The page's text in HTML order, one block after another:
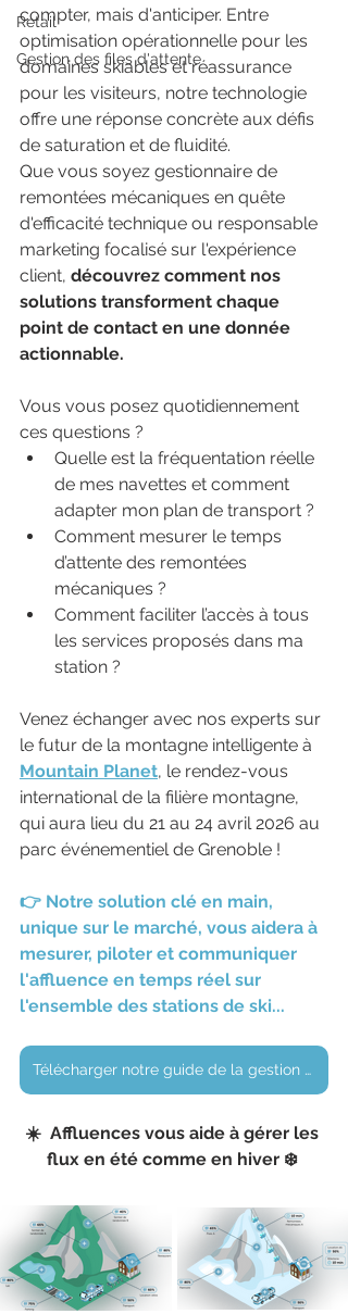
Retail
Gestion des files d'attente
compter, mais d'anticiper. Entre
optimisation opérationnelle pour les
domaines skiables et réassurance
pour les visiteurs, notre technologie
offre une réponse concrète aux défis
de saturation et de fluidité.
Que vous soyez gestionnaire de
remontées mécaniques en quête
d'efficacité technique ou responsable
marketing focalisé sur l'expérience
client, découvrez comment nos
solutions transforment chaque
point de contact en une donnée
actionnable.
Vous vous posez quotidiennement
ces questions ?
Quelle est la fréquentation réelle
de mes navettes et comment
adapter mon plan de transport ?
Comment mesurer le temps
d’attente des remontées
mécaniques ?
Comment faciliter l’accès à tous
les services proposés dans ma
station ?
Venez échanger avec nos experts sur
le futur de la montagne intelligente à
Mountain Planet, le rendez-vous
international de la filière montagne,
qui aura lieu du 21 au 24 avril 2026 au
parc événementiel de Grenoble !
👉 Notre solution clé en main,
unique sur le marché, vous aidera à
mesurer, piloter et communiquer
l'affluence en temps réel sur
l'ensemble des stations de ski...
Télécharger notre guide de la gestion des flux en montagne
☀️  Affluences vous aide à gérer les
flux en été comme en hiver ❄️